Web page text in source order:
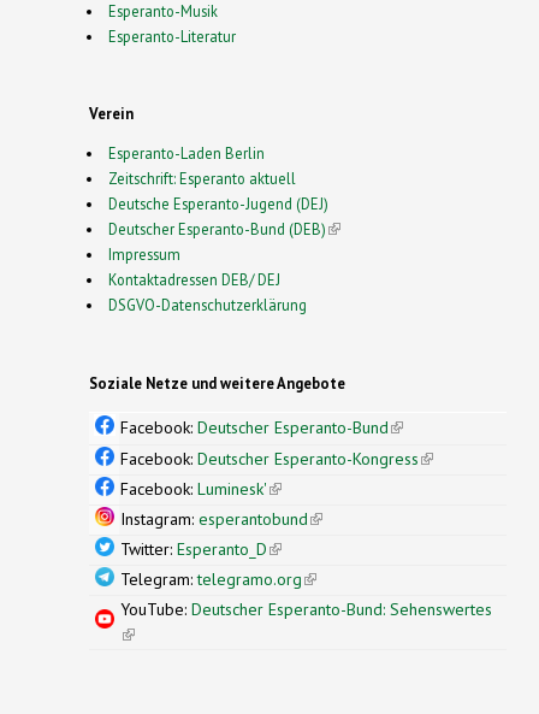
Esperanto-Musik
Esperanto-Literatur
Verein
Esperanto-Laden Berlin
Zeitschrift: Esperanto aktuell
Deutsche Esperanto-Jugend (DEJ)
Deutscher Esperanto-Bund (DEB)(link is external)
Impressum
Kontaktadressen DEB/ DEJ
DSGVO-Datenschutzerklärung
Soziale Netze und weitere Angebote
Facebook: Deutscher Esperanto-Bund(link is
external)
Facebook: Deutscher Esperanto-Kongress(link is
Facebook: Luminesk'(link is external)
Instagram: esperantobund(link is external)
Twitter: Esperanto_D(link is external)
Telegram:telegramo.org(link is external)
YouTube: Deutscher Esperanto-Bund: Sehenswertes
(link is external)